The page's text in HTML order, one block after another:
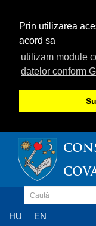
Prin utilizarea
acord sa
utilizam module
datelor conform
HU EN